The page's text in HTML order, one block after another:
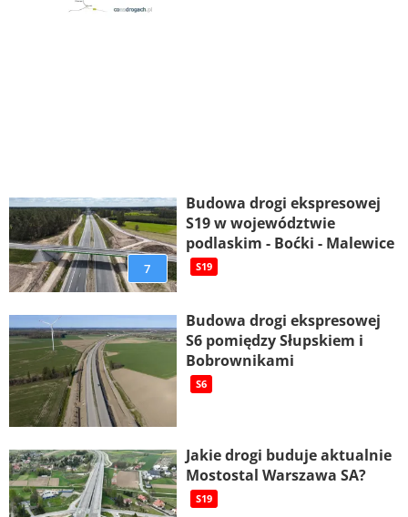
7
Budowa drogi ekspresowej
S19 w województwie
podlaskim - Boćki - Malewice
S19
Budowa drogi ekspresowej
S6 pomiędzy Słupskiem i
Bobrownikami
S6
Jakie drogi buduje aktualnie
Mostostal Warszawa SA?
S19